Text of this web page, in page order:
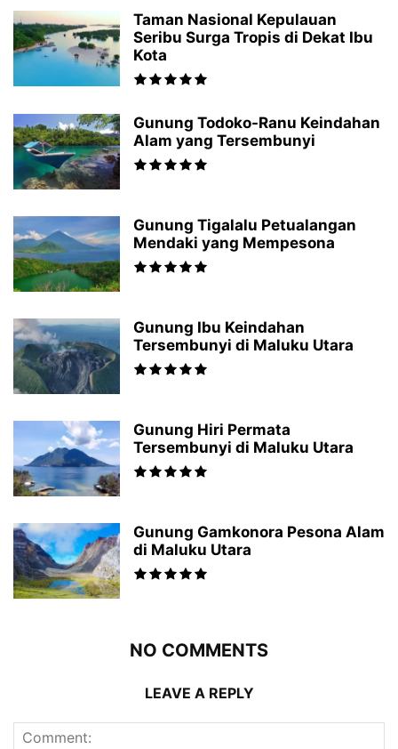
Taman Nasional Kepulauan
Seribu Surga Tropis di Dekat Ibu
Kota
Gunung Todoko-Ranu Keindahan
Alam yang Tersembunyi
Gunung Tigalalu Petualangan
Mendaki yang Mempesona
Gunung Ibu Keindahan
Tersembunyi di Maluku Utara
Gunung Hiri Permata
Tersembunyi di Maluku Utara
Gunung Gamkonora Pesona Alam
di Maluku Utara
NO COMMENTS
LEAVE A REPLY